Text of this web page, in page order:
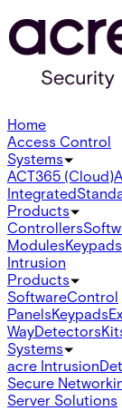
Home
Access Control
Systems
ACT365 (Cloud)
Integrated
Products
Controllers
ModulesKeypads
Intrusion
Products
SoftwareControl
PanelsKeypads
WayDetectors
Systems
acre Intrusion
Secure
Server Solutions